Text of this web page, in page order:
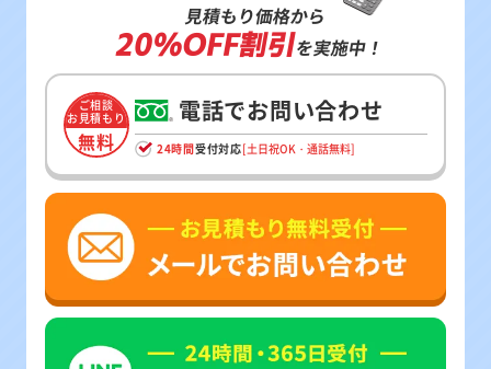
見積もり価格から
20%OFF割引を実施中！
ご相談
お見積もり
無料
電話でお問い合わせ
24時間受付対応[土日祝OK・通話無料]